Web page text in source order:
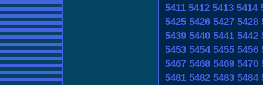
5411 5412 5413 5414
5425 5426 5427 5428
5439 5440 5441 5442
5453 5454 5455 5456
5467 5468 5469 5470
5481 5482 5483 5484